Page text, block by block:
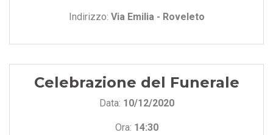
Indirizzo: Via Emilia - Roveleto
Celebrazione del Funerale
Data: 10/12/2020
Ora: 14:30